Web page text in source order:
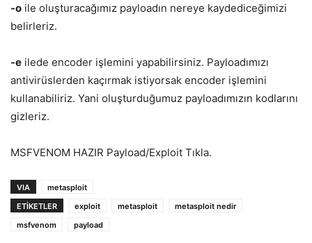
-o ile oluşturacağımız payloadın nereye kaydediceğimizi
belirleriz.
-e ilede encoder işlemini yapabilirsiniz. Payloadımızı
antivirüslerden kaçırmak istiyorsak encoder işlemini
kullanabiliriz. Yani oluşturduğumuz payloadımızın kodlarını
gizleriz.
MSFVENOM HAZIR Payload/Exploit Tıkla.
VIA
metasploit
ETIKETLER
exploit metasploit
metasploit nedir
msfvenom
payload